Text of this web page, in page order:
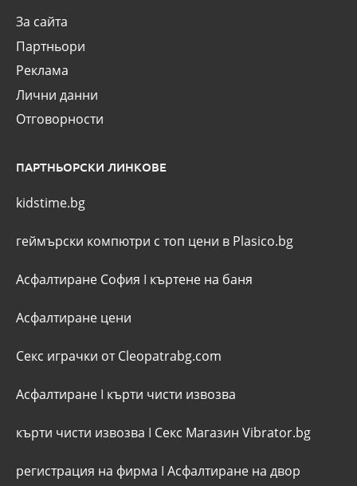
За сайта
Партньори
Реклама
Лични данни
Отговорности
ПАРТНЬОРСКИ ЛИНКОВЕ
kidstime.bg
геймърски компютри с топ цени в Plasico.bg
Асфалтиране София I къртене на баня
Асфалтиране цени
Секс играчки от Cleopatrabg.com
Асфалтиране I кърти чисти извозва
кърти чисти извозва I Секс Магазин Vibrator.bg
регистрация на фирма I Асфалтиране на двор